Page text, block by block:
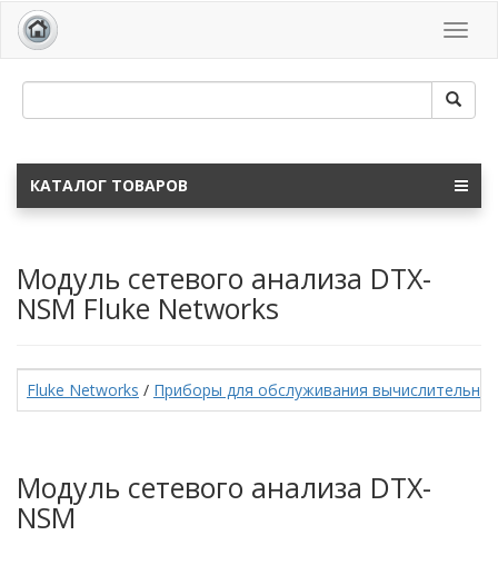
КАТАЛОГ ТОВАРОВ
Модуль сетевого анализа DTX-
NSM Fluke Networks
Fluke Networks / Приборы для обслуживания
Модуль сетевого анализа DTX-
NSM